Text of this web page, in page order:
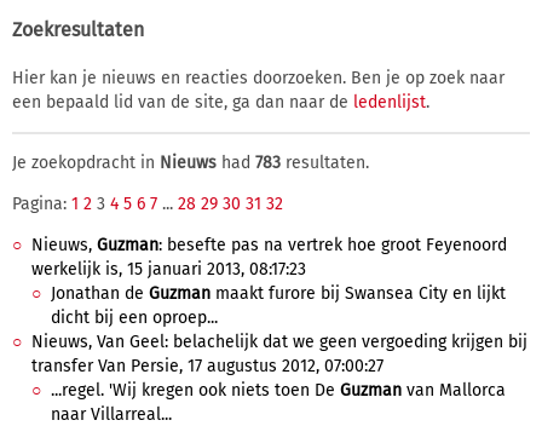
Zoekresultaten
Hier kan je nieuws en reacties doorzoeken. Ben je op zoek naar
een bepaald lid van de site, ga dan naar de ledenlijst.
Je zoekopdracht in Nieuws had 783 resultaten.
Pagina: 1 2 3 4 5 6 7 ... 28 29 30 31 32
Nieuws, Guzman: besefte pas na vertrek hoe groot Feyenoord
werkelijk is, 15 januari 2013, 08:17:23
Jonathan de Guzman maakt furore bij Swansea City en lijkt
dicht bij een oproep...
Nieuws, Van Geel: belachelijk dat we geen vergoeding krijgen bij
transfer Van Persie, 17 augustus 2012, 07:00:27
...regel. 'Wij kregen ook niets toen De Guzman van Mallorca
naar Villarreal...